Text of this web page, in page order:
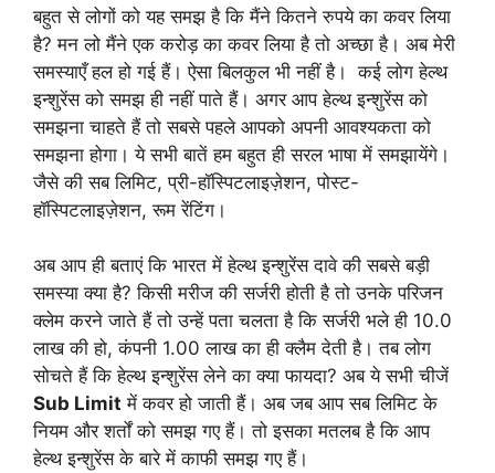
बहुत से लोगों को यह समझ है कि मैंने कितने रुपये का कवर लिया
है? मन लो मैंने एक करोड़ का कवर लिया है तो अच्छा है। अब मेरी
समस्याएँ हल हो गई हैं। ऐसा बिलकुल भी नहीं है। कई लोग हेल्थ
इन्शुरेंस को समझ ही नहीं पाते हैं। अगर आप हेल्थ इन्शुरेंस को
समझना चाहते हैं तो सबसे पहले आपको अपनी आवश्यकता को
समझना होगा। ये सभी बातें हम बहुत ही सरल भाषा में समझायेंगे।
जैसे की सब लिमिट, प्री-हॉस्पिटलाइज़ेशन, पोस्ट-
हॉस्पिटलाइज़ेशन, रूम रेंटिंग।
अब आप ही बताएं कि भारत में हेल्थ इन्शुरेंस दावे की सबसे बड़ी
समस्या क्या है? किसी मरीज की सर्जरी होती है तो उनके परिजन
क्लेम करने जाते हैं तो उन्हें पता चलता है कि सर्जरी भले ही 10.0
लाख की हो, कंपनी 1.00 लाख का ही क्लैम देती है। तब लोग
सोचते हैं कि हेल्थ इन्शुरेंस लेने का क्या फायदा? अब ये सभी चीजें
Sub Limit में कवर हो जाती हैं। अब जब आप सब लिमिट के
नियम और शर्तों को समझ गए हैं। तो इसका मतलब है कि आप
हेल्थ इन्शुरेंस के बारे में काफी समझ गए हैं।